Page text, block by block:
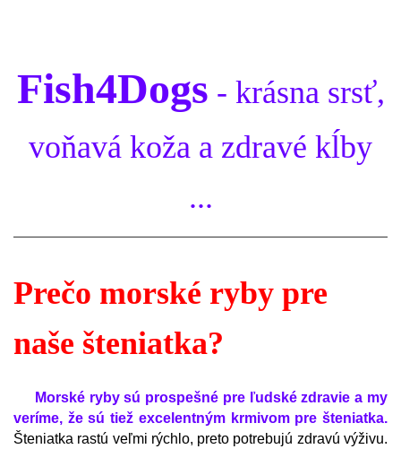
Fish4Dogs - krásna srsť,
voňavá koža a zdravé kĺby
...
Prečo morské ryby pre
naše šteniatka?
Morské ryby sú prospešné pre ľudské zdravie a my
veríme, že sú tiež excelentným krmivom pre šteniatka.
Šteniatka rastú veľmi rýchlo, preto potrebujú zdravú výživu.